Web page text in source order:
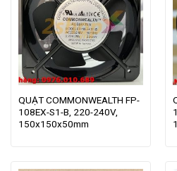
QUẠT COMMONWEALTH FP-
108EX-S1-B, 220-240V,
150x150x50mm